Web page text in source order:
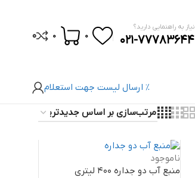
نیاز به راهنمایی دارید؟
021-77783644
0
0
0
% ارسال لیست جهت استعلام
ناموجود
منبع آب دو جداره 400 لیتری